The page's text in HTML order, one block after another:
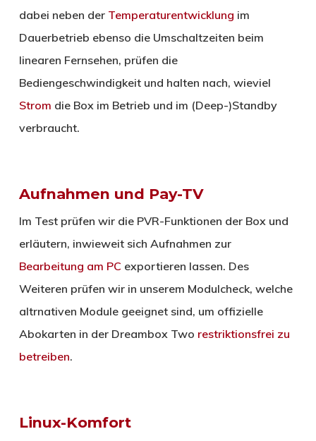
dabei neben der Temperaturentwicklung im
Dauerbetrieb ebenso die Umschaltzeiten beim
linearen Fernsehen, prüfen die
Bediengeschwindigkeit und halten nach, wieviel
Strom die Box im Betrieb und im (Deep-)Standby
verbraucht.
Aufnahmen und Pay-TV
Im Test prüfen wir die PVR-Funktionen der Box und
erläutern, inwieweit sich Aufnahmen zur
Bearbeitung am PC exportieren lassen. Des
Weiteren prüfen wir in unserem Modulcheck, welche
altrnativen Module geeignet sind, um offizielle
Abokarten in der Dreambox Two restriktionsfrei zu
betreiben.
Linux-Komfort